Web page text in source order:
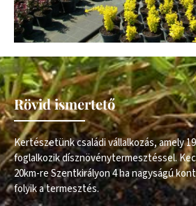
Rövid ismertető
Kertészetünk családi vállalkozás, amely
foglalkozik dísznövénytermesztéssel.
20km-re Szentkirályon 4 ha nagyságú
folyik a termesztés.